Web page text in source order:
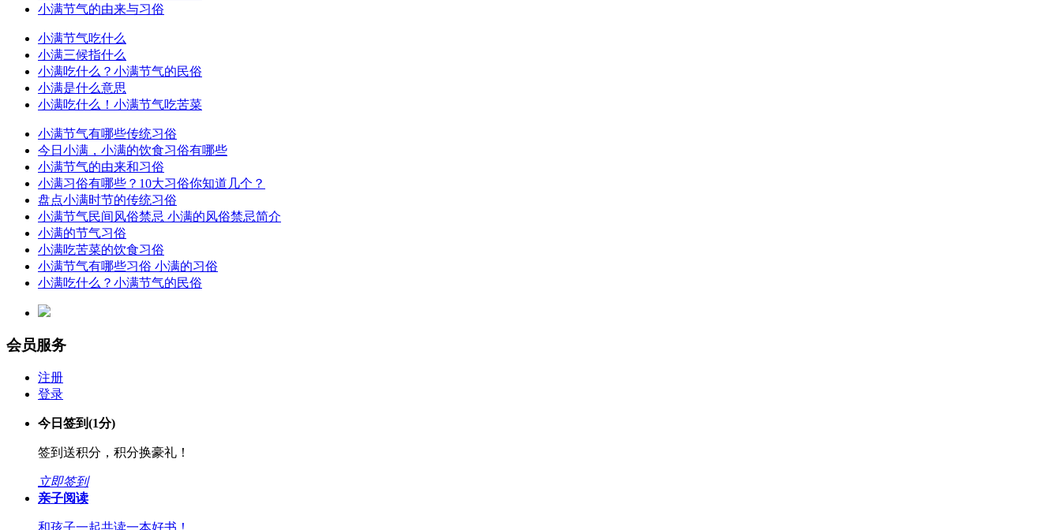
小满节气的由来与习俗
小满节气吃什么
小满三候指什么
小满吃什么？小满节气的民俗
小满是什么意思
小满吃什么！小满节气吃苦菜
小满节气有哪些传统习俗
今日小满，小满的饮食习俗有哪些
小满节气的由来和习俗
小满习俗有哪些？10大习俗你知道几个？
盘点小满时节的传统习俗
小满节气民间风俗禁忌 小满的风俗禁忌简介
小满的节气习俗
小满吃苦菜的饮食习俗
小满节气有哪些习俗 小满的习俗
小满吃什么？小满节气的民俗
会员服务
注册
登录
今日签到(1分)
签到送积分，积分换豪礼！
立即签到
亲子阅读